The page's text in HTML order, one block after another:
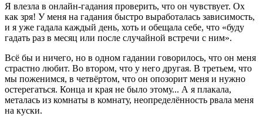
Я влезла в онлайн-гадания проверить, что он чувствует. Ох
как зря! У меня на гадания быстро выработалась зависимость,
и я уже гадала каждый день, хоть и обещала себе, что «буду
гадать раз в месяц или после случайной встречи с ним».
Всё бы и ничего, но в одном гадании говорилось, что он меня
страстно любит. Во втором, что у него другая. В третьем, что
мы поженимся, в четвёртом, что он опозорит меня и нужно
остерегаться. Конца и края не было этому... А я плакала,
металась из комнаты в комнату, неопределённость рвала меня
на куски.